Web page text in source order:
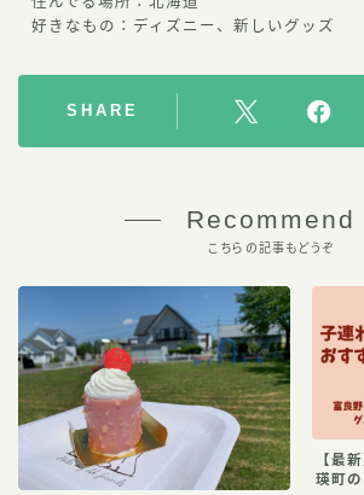
好きなもの：ディズニー、新しいグッズ
SHARE
Recommend
こちらの記事もどうぞ
【最
瑛町